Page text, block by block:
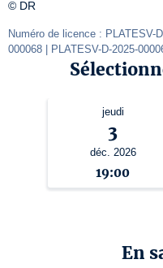
© DR
Numéro de licence : PLATESV-
000068 | PLATESV-D-2025-
jeudi
3
déc. 2026
19:00
En